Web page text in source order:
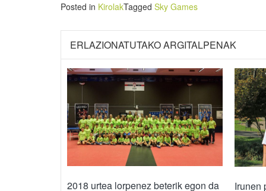
Posted in KirolakTagged Sky Games
ERLAZIONATUTAKO ARGITALPENAK
2018 urtea lorpenez beterik egon da
Irunen